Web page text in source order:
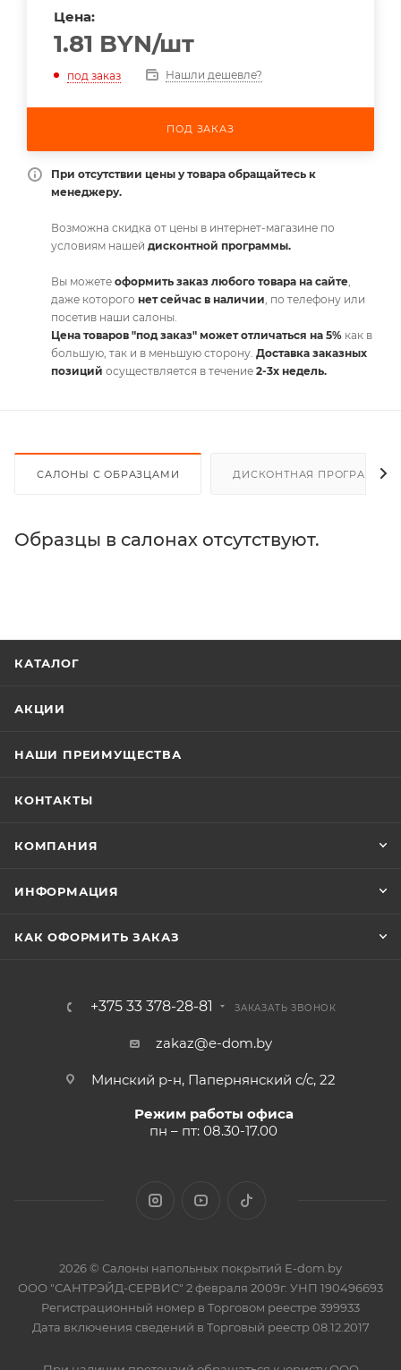
Цена:
1.81 BYN/шт
под заказ Нашли дешевле?
ПОД ЗАКАЗ
При отсутствии цены у товара обращайтесь к
менеджеру.
Возможна скидка от цены в интернет-магазине по
условиям нашей дисконтной программы.
Вы можете оформить заказ любого товара на сайте,
даже которого нет сейчас в наличии, по телефону или
посетив наши салоны.
Цена товаров "под заказ" может отличаться на 5% как в
большую, так и в меньшую сторону. Доставка заказных
позиций осуществляется в течение 2-3х недель.
САЛОНЫ С ОБРАЗЦАМИ ДИСКОНТНАЯ ПРОГРАММА
Образцы в салонах отсутствуют.
КАТАЛОГ
АКЦИИ
НАШИ ПРЕИМУЩЕСТВА
КОНТАКТЫ
КОМПАНИЯ
ИНФОРМАЦИЯ
КАК ОФОРМИТЬ ЗАКАЗ
+375 33 378-28-81 ЗАКАЗАТЬ ЗВОНОК
zakaz@e-dom.by
Минский р-н, Папернянский с/с, 22
Режим работы офиса
пн – пт: 08.30-17.00
2026 © Салоны напольных покрытий E-dom.by
ООО "САНТРЭЙД-СЕРВИС" 2 февраля 2009г. УНП 190496693
Регистрационный номер в Торговом реестре 399933
Дата включения сведений в Торговый реестр 08.12.2017